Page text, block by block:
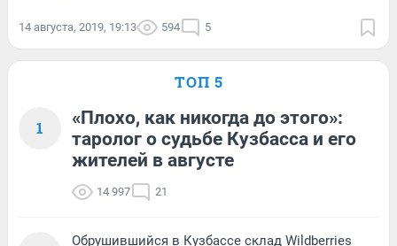
14 августа, 2019, 19:13 594 5
ТОП 5
1
«Плохо, как никогда до этого»:
таролог о судьбе Кузбасса и его
жителей в августе
14 997 21
Обрушившийся в Кузбассе склад Wildberries